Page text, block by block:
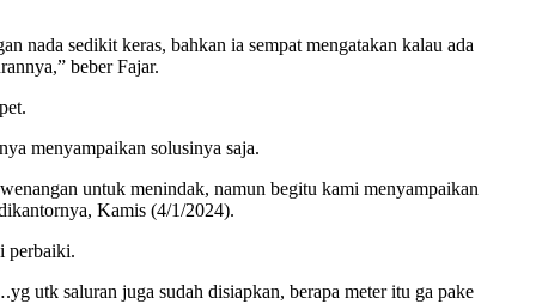
nada sedikit keras, bahkan ia sempat mengatakan kalau ada
beber Fajar.
menyampaikan solusinya saja.
untuk menindak, namun begitu kami menyampaikan
Kamis (4/1/2024).
perbaiki.
utk saluran juga sudah disiapkan, berapa meter itu ga pake